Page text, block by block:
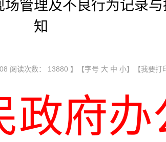
管理及不良行为记录
知
阅读次数： 13880 】【字号 大 中 小】 【我要打
政府办